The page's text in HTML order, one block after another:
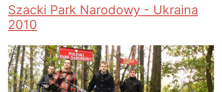
Szacki Park Narodowy - Ukraina
2010